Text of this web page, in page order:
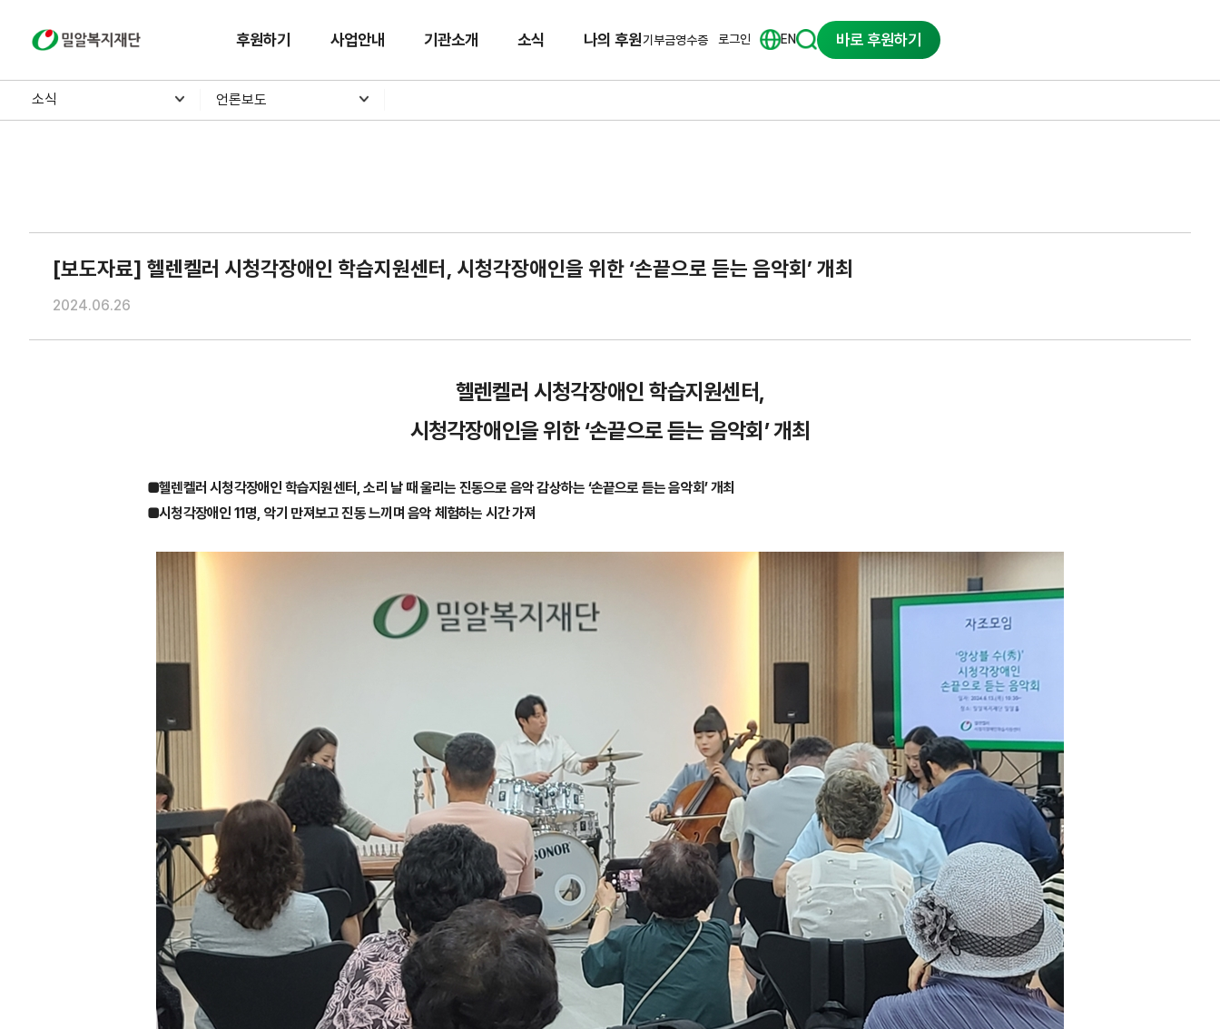
밀알복지재단 후원하기 사업안내 기관소개 소식 나의 후원기부금영수증 로그인 EN 바로 후원하기
소식 언론보도
[보도자료] 헬렌켈러 시청각장애인 학습지원센터, 시청각장애인을 위한 ‘손끝으로 듣는 음악회’ 개최
2024.06.26
헬렌켈러 시청각장애인 학습지원센터,
시청각장애인을 위한 ‘손끝으로 듣는 음악회’ 개최
■헬렌켈러 시청각장애인 학습지원센터, 소리 날 때 울리는 진동으로 음악 감상하는 ‘손끝으로 듣는 음악회’ 개최
■시청각장애인 11명, 악기 만져보고 진동 느끼며 음악 체험하는 시간 가져